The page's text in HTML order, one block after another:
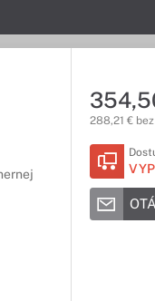
288,21 € bez